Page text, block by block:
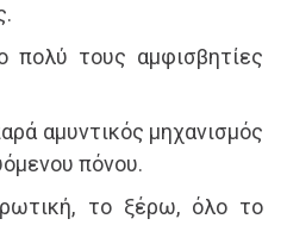
πολύ τους αμφισβητίες
αμυντικός μηχανισμός
πόνου.
το ξέρω, όλο το